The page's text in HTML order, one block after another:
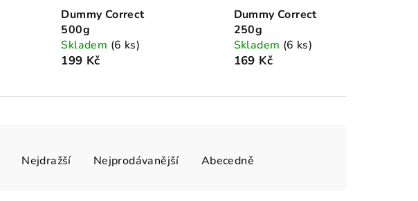
Dummy Correct
500g
Skladem (6 ks)
199 Kč
Dummy Correct
250g
Skladem (6 ks)
169 Kč
Nejdražší Nejprodávanější Abecedně